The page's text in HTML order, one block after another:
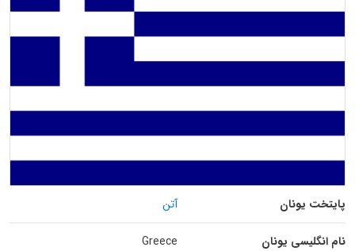
پایتخت یونان آتن
نام انگلیسی یونان Greece